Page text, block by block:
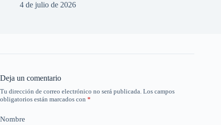
4 de julio de 2026
Deja un comentario
Tu dirección de correo electrónico no será publicada. Los campos
obligatorios están marcados con *
Nombre